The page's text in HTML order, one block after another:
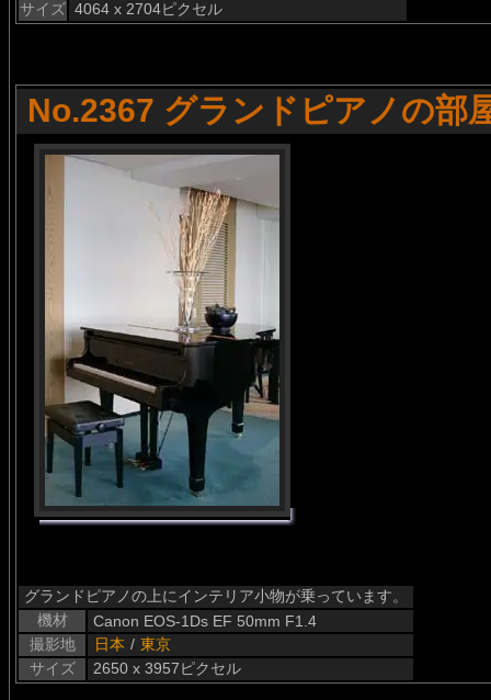
サイズ 4064 x 2704ピクセル
No.2367 グランドピアノの部
グランドピアノの上にインテリア小物が乗っています。
機材
Canon EOS-1Ds EF 50mm F1.4
撮影地
日本 / 東京
サイズ
2650 x 3957ピクセル